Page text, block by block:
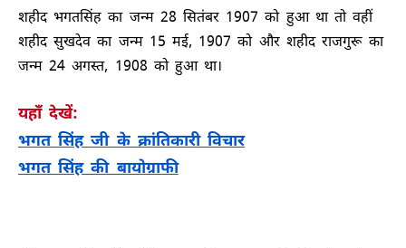
शहीद भगतसिंह का जन्म 28 सितंबर 1907 को हुआ था तो वहीं
शहीद सुखदेव का जन्म 15 मई, 1907 को और शहीद राजगुरू का
जन्म 24 अगस्त, 1908 को हुआ था।
यहाँ देखें:
भगत सिंह जी के क्रांतिकारी विचार
भगत सिंह की बायोग्राफी